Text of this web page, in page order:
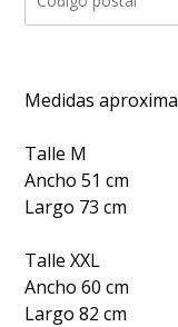
Medidas
Talle M
Ancho 51 cm
Largo 73 cm
Talle XXL
Ancho 60 cm
Largo 82 cm